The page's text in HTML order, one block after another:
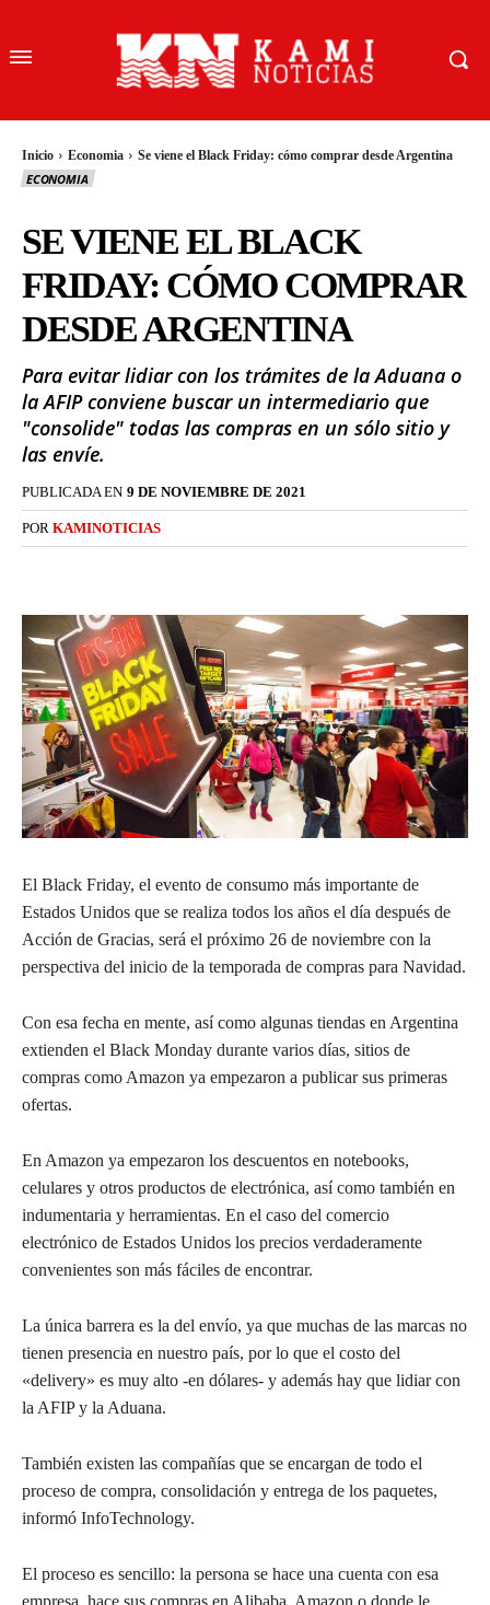
Inicio Economia Se viene el Black Friday: cómo comprar desde Argentina
ECONOMIA
SE VIENE EL BLACK
FRIDAY: CÓMO COMPRAR
DESDE ARGENTINA
Para evitar lidiar con los trámites de la Aduana o
la AFIP conviene buscar un intermediario que
"consolide" todas las compras en un sólo sitio y
las envíe.
PUBLICADA EN 9 DE NOVIEMBRE DE 2021
POR KAMINOTICIAS
El Black Friday, el evento de consumo más importante de
Estados Unidos que se realiza todos los años el día después de
Acción de Gracias, será el próximo 26 de noviembre con la
perspectiva del inicio de la temporada de compras para Navidad.
Con esa fecha en mente, así como algunas tiendas en Argentina
extienden el Black Monday durante varios días, sitios de
compras como Amazon ya empezaron a publicar sus primeras
ofertas.
En Amazon ya empezaron los descuentos en notebooks,
celulares y otros productos de electrónica, así como también en
indumentaria y herramientas. En el caso del comercio
electrónico de Estados Unidos los precios verdaderamente
convenientes son más fáciles de encontrar.
La única barrera es la del envío, ya que muchas de las marcas no
tienen presencia en nuestro país, por lo que el costo del
«delivery» es muy alto -en dólares- y además hay que lidiar con
la AFIP y la Aduana.
También existen las compañías que se encargan de todo el
proceso de compra, consolidación y entrega de los paquetes,
informó InfoTechnology.
El proceso es sencillo: la persona se hace una cuenta con esa